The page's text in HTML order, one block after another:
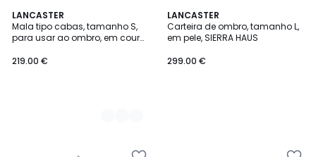
LANCASTER
Mala tipo cabas, tamanho S,
para usar ao ombro, em couro,
219.00 €
2
Cores
LANCASTER
Carteira de ombro, tamanho L,
em pele, SIERRA HAUS
299.00 €